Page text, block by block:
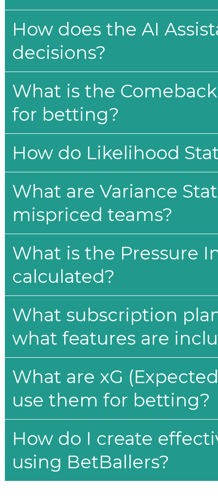
How does the AI
decisions?
What is the
for betting?
How do Likelihood
What are Variance
mispriced teams?
What is the Pressure
calculated?
What subscription
what features are
What are xG
use them for betting?
How do I create
using BetBallers?